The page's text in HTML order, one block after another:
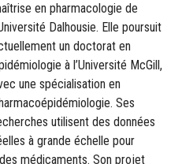
en pharmacologie de
Dalhousie. Elle poursuit
un doctorat en
à l’Université McGill,
une spécialisation en
Ses
utilisent des données
à grande échelle pour
médicaments. Son projet